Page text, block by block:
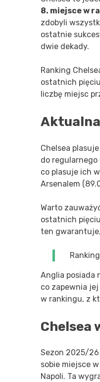
8. miejsce w
zdobyli
ostatnie
dwie dekady.
Ranking
ostatnich
liczbę miejsc
Chelsea
do
co plasuje ich
Arsenalem
Warto
ostatnich
ten
Anglia posiada
co zapewnia
w rankingu, z
Chelsea
Sezon 2025/26
sobie miejsce
Napoli. Ta